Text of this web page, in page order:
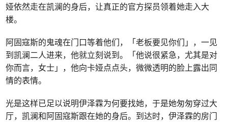
娅依然走在凯澜的身后，让真正的官方探员领着她走入大
楼。
阿固寇斯的鬼魂在门口等着他们，「老板要见你们」，一见
到凯澜二人进来，他就立刻说到。「他说很紧急，尤其是对
你而言，女士」，他向卡娅点点头，微微透明的脸上露出同
情的表情。
光是这样已足以说明伊泽霖为何要找她，于是她匆匆穿过大
厅，凯澜和阿固寇斯跟在她的身后。到达时，伊泽霖的房门